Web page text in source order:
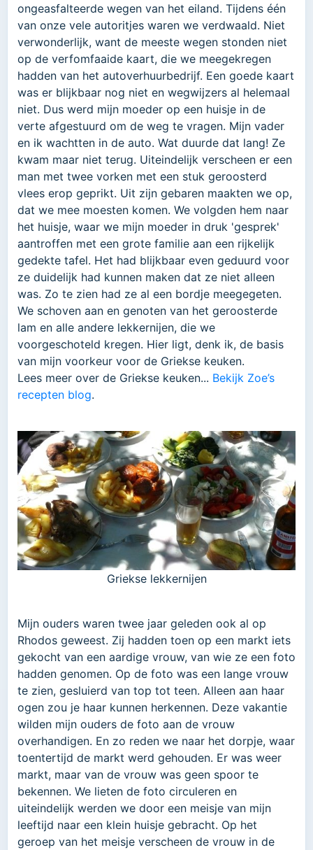
ongeasfalteerde wegen van het eiland. Tijdens één
van onze vele autoritjes waren we verdwaald. Niet
verwonderlijk, want de meeste wegen stonden niet
op de verfomfaaide kaart, die we meegekregen
hadden van het autoverhuurbedrijf. Een goede kaart
was er blijkbaar nog niet en wegwijzers al helemaal
niet. Dus werd mijn moeder op een huisje in de
verte afgestuurd om de weg te vragen. Mijn vader
en ik wachtten in de auto. Wat duurde dat lang! Ze
kwam maar niet terug. Uiteindelijk verscheen er een
man met twee vorken met een stuk geroosterd
vlees erop geprikt. Uit zijn gebaren maakten we op,
dat we mee moesten komen. We volgden hem naar
het huisje, waar we mijn moeder in druk 'gesprek'
aantroffen met een grote familie aan een rijkelijk
gedekte tafel. Het had blijkbaar even geduurd voor
ze duidelijk had kunnen maken dat ze niet alleen
was. Zo te zien had ze al een bordje meegegeten.
We schoven aan en genoten van het geroosterde
lam en alle andere lekkernijen, die we
voorgeschoteld kregen. Hier ligt, denk ik, de basis
van mijn voorkeur voor de Griekse keuken.
Lees meer over de Griekse keuken... Bekijk Zoe’s
recepten blog.
Griekse lekkernijen
Mijn ouders waren twee jaar geleden ook al op
Rhodos geweest. Zij hadden toen op een markt iets
gekocht van een aardige vrouw, van wie ze een foto
hadden genomen. Op de foto was een lange vrouw
te zien, gesluierd van top tot teen. Alleen aan haar
ogen zou je haar kunnen herkennen. Deze vakantie
wilden mijn ouders de foto aan de vrouw
overhandigen. En zo reden we naar het dorpje, waar
toentertijd de markt werd gehouden. Er was weer
markt, maar van de vrouw was geen spoor te
bekennen. We lieten de foto circuleren en
uiteindelijk werden we door een meisje van mijn
leeftijd naar een klein huisje gebracht. Op het
geroep van het meisje verscheen de vrouw in de